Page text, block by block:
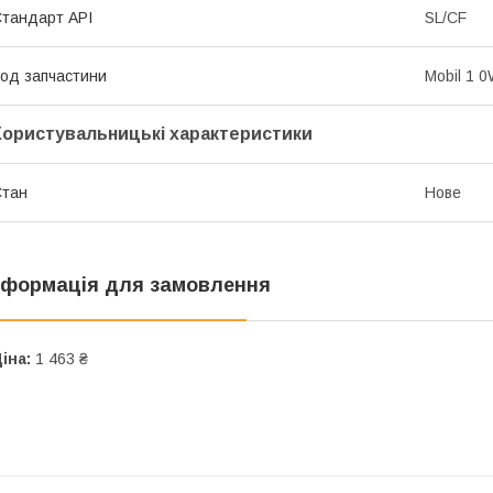
API SL/CF
запчастини Mobil 1
характеристики
Нове
для замовлення
1 463 ₴